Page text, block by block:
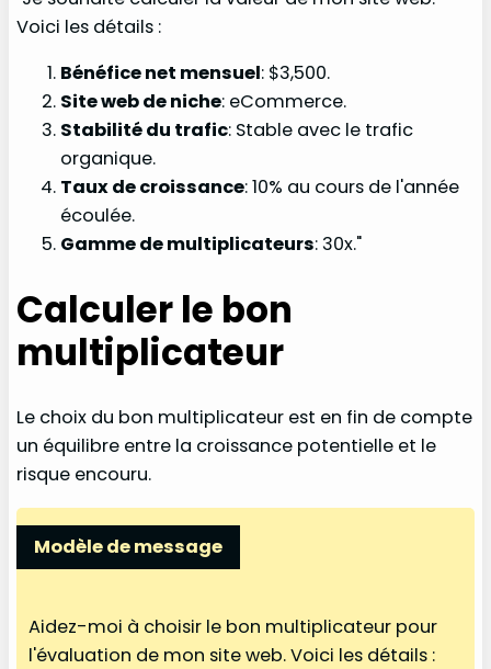
Voici les détails :
Bénéfice net mensuel: $3,500.
Site web de niche: eCommerce.
Stabilité du trafic: Stable avec le trafic
organique.
Taux de croissance: 10% au cours de l'année
écoulée.
Gamme de multiplicateurs: 30x."
Calculer le bon
multiplicateur
Le choix du bon multiplicateur est en fin de compte
un équilibre entre la croissance potentielle et le
risque encouru.
Modèle de message
Aidez-moi à choisir le bon multiplicateur pour
l'évaluation de mon site web. Voici les détails :